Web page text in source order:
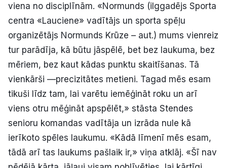
viena no disciplīnām. «Normunds (ilggadējs Sporta
centra «Lauciene» vadītājs un sporta spēļu
organizētājs Normunds Krūze – aut.) mums vienreiz
tur parādīja, kā būtu jāspēlē, bet bez laukuma, bez
mēriem, bez kaut kādas punktu skaitīšanas. Tā
vienkārši —precizitātes metieni. Tagad mēs esam
tikuši līdz tam, lai varētu iemēģināt roku un arī
viens otru mēģināt apspēlēt,» stāsta Stendes
senioru komandas vadītāja un izrāda nule kā
ierīkoto spēles laukumu. «Kādā līmenī mēs esam,
tādā arī tas laukums pašlaik ir,» viņa atklāj. «Šī nav